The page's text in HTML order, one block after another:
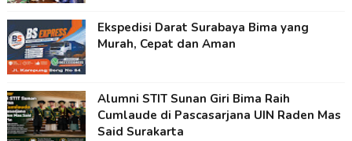
Ekspedisi Darat Surabaya Bima yang
Murah, Cepat dan Aman
Alumni STIT Sunan Giri Bima Raih
Cumlaude di Pascasarjana UIN Raden Mas
Said Surakarta